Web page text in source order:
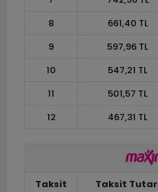
8
661,40 TL
9
597,96 TL
10
547,21 TL
11
501,57 TL
12
467,31 TL
Taksit Taksit